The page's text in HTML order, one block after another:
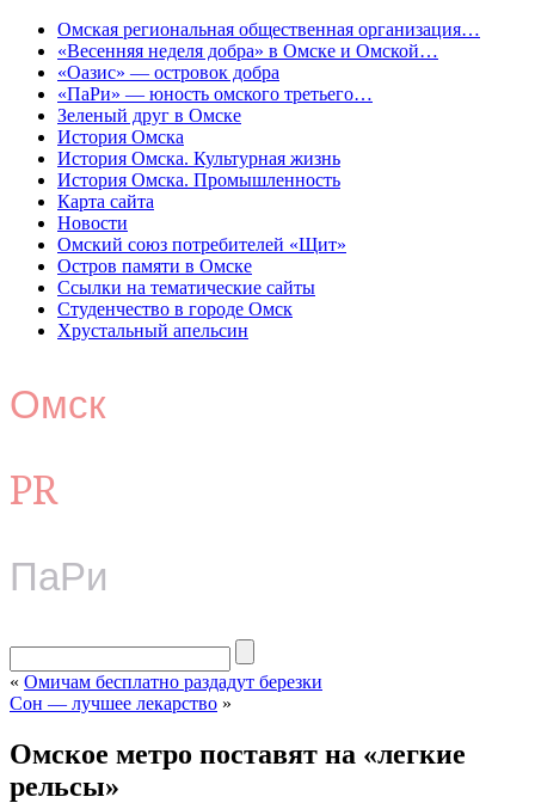
Омская региональная общественная организация…
«Весенняя неделя добра» в Омске и Омской…
«Оазис» — островок добра
«ПаРи» — юность омского третьего…
Зеленый друг в Омске
История Омска
История Омска. Культурная жизнь
История Омска. Промышленность
Карта сайта
Новости
Омский союз потребителей «Щит»
Остров памяти в Омске
Ссылки на тематические сайты
Студенчество в городе Омск
Хрустальный апельсин
Омск
PR
ПаРи
« Омичам бесплатно раздадут березки
Сон — лучшее лекарство »
Омское метро поставят на «легкие
рельсы»